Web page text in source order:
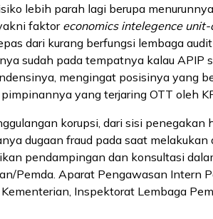
lebih parah lagi berupa
faktor economics intelegence
dari kurang berfungsi lembaga
sudah pada tempatnya kalau APIP
mengingat posisinya yang
yang terjaring OTT oleh
korupsi, dari sisi
dugaan fraud pada saat
pendampingan dan konsultasi
Pemda. Aparat Pengawasan Intern
Inspektorat Lembaga